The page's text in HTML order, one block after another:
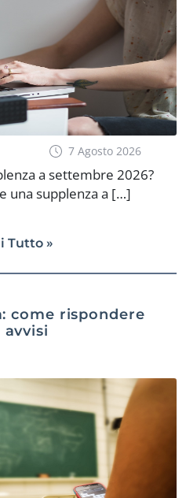
7 Agosto 2026
a settembre 2026?
una supplenza a […]
Tutto »
come rispondere
avvisi